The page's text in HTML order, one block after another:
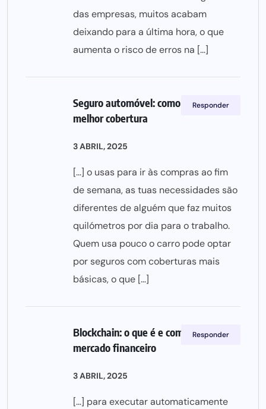
das empresas, muitos acabam
deixando para a última hora, o que
aumenta o risco de erros na […]
Seguro automóvel: como escolher a
melhor cobertura
3 ABRIL, 2025
[…] o usas para ir às compras ao fim
de semana, as tuas necessidades são
diferentes de alguém que faz muitos
quilómetros por dia para o trabalho.
Quem usa pouco o carro pode optar
por seguros com coberturas mais
básicas, o que […]
Responder
Blockchain: o que é e como impacta o
mercado financeiro
3 ABRIL, 2025
[…] para executar automaticamente
Responder